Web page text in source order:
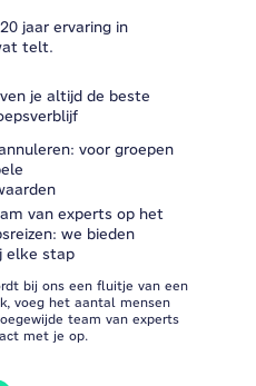
jaar ervaring in
telt.
je altijd de beste
voor groepen
van experts op het
we bieden
elke stap
bij ons een fluitje van een
voeg het aantal mensen
team van experts
met je op.